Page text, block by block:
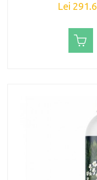
Lei 291.6